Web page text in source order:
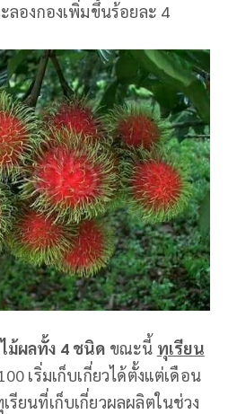
ลองกองเพิ่มขึ้นร้อยละ 4
ม้ผลทั้ง 4 ชนิด ขณะนี้ ทุเรียน
เริ่มเก็บเกี่ยวได้ตั้งแต่เดือน
ยนที่เก็บเกี่ยวผลผลิตในช่วง